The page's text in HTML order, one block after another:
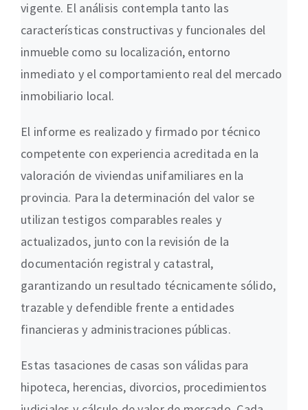
vigente. El análisis contempla tanto las
características constructivas y funcionales del
inmueble como su localización, entorno
inmediato y el comportamiento real del mercado
inmobiliario local.
El informe es realizado y firmado por técnico
competente con experiencia acreditada en la
valoración de viviendas unifamiliares en la
provincia. Para la determinación del valor se
utilizan testigos comparables reales y
actualizados, junto con la revisión de la
documentación registral y catastral,
garantizando un resultado técnicamente sólido,
trazable y defendible frente a entidades
financieras y administraciones públicas.
Estas tasaciones de casas son válidas para
hipoteca, herencias, divorcios, procedimientos